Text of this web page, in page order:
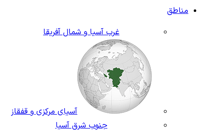
مناطق
غرب آسیا و شمال آفریقا
آسیای مرکزی و قفقاز
جنوب شرق آسیا